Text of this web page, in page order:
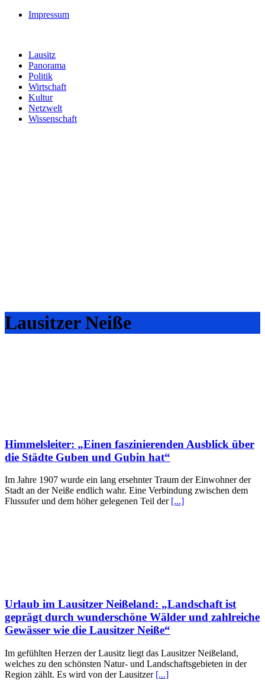
Impressum
Lausitz
Panorama
Politik
Wirtschaft
Kultur
Netzwelt
Wissenschaft
Lausitzer Neiße
Himmelsleiter: „Einen faszinierenden Ausblick über
die Städte Guben und Gubin hat“
Im Jahre 1907 wurde ein lang ersehnter Traum der Einwohner der
Stadt an der Neiße endlich wahr. Eine Verbindung zwischen dem
Flussufer und dem höher gelegenen Teil der [...]
Urlaub im Lausitzer Neißeland: „Landschaft ist
geprägt durch wunderschöne Wälder und zahlreiche
Gewässer wie die Lausitzer Neiße“
Im gefühlten Herzen der Lausitz liegt das Lausitzer Neißeland,
welches zu den schönsten Natur- und Landschaftsgebieten in der
Region zählt. Es wird von der Lausitzer [...]